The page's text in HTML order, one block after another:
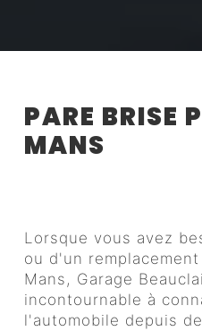
PARE BRISE
MANS
Lorsque vous avez
ou d'un
Mans, Garage
incontournable à
l'automobile depuis